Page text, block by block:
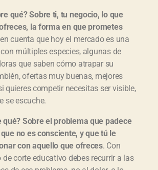
qué? Sobre ti, tu negocio, lo que
la forma en que prometes
cuenta que hoy el mercado es una
múltiples especies, algunas de
que saben cómo atrapar su
ofertas muy buenas, mejores
quieres competir necesitas ser visible,
se escuche.
qué? Sobre el problema que padece
no es consciente, y que tú le
con aquello que ofreces. Con
corte educativo debes recurrir a las